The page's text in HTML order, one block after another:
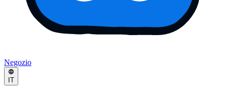
Negozio
IT